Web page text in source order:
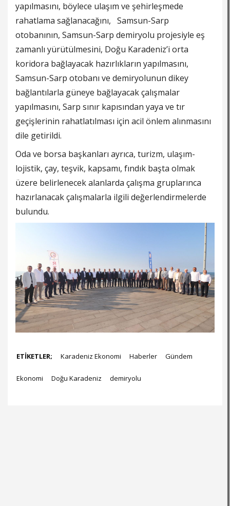
yapılmasını, böylece ulaşım ve şehirleşmede
rahatlama sağlanacağını, Samsun-Sarp
otobanının, Samsun-Sarp demiryolu projesiyle eş
zamanlı yürütülmesini, Doğu Karadeniz’i orta
koridora bağlayacak hazırlıkların yapılmasını,
Samsun-Sarp otobanı ve demiryolunun dikey
bağlantılarla güneye bağlayacak çalışmalar
yapılmasını, Sarp sınır kapısından yaya ve tır
geçişlerinin rahatlatılması için acil önlem alınmasını
dile getirildi.
Oda ve borsa başkanları ayrıca, turizm, ulaşım-
lojistik, çay, teşvik, kapsamı, fındık başta olmak
üzere belirlenecek alanlarda çalışma gruplarınca
hazırlanacak çalışmalarla ilgili değerlendirmelerde
bulundu.
ETİKETLER; Karadeniz Ekonomi Haberler Gündem
Ekonomi Doğu Karadeniz demiryolu